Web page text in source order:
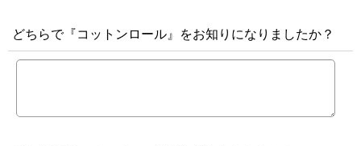
どちらで『コットンロール』をお知りになりましたか？